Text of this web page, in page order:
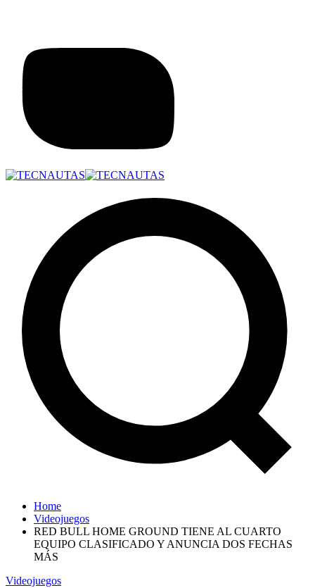
Home
Videojuegos
RED BULL HOME GROUND TIENE AL CUARTO
EQUIPO CLASIFICADO Y ANUNCIA DOS FECHAS
MÁS
Videojuegos